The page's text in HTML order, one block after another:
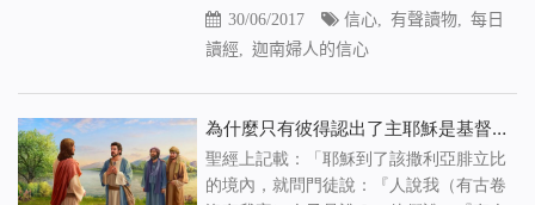
30/06/2017 信心 有聲讀物, 每日
讀經, 迦南婦人的信心
為什麼只有彼得認出了主耶穌是基督？（有聲讀物）
聖經上記載：「耶穌到了該撒利亞腓立比
的境內，就問門徒說：『人說我（有古卷